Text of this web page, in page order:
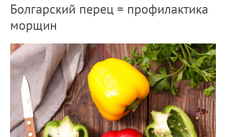
Болгарский перец = профилактика
морщин